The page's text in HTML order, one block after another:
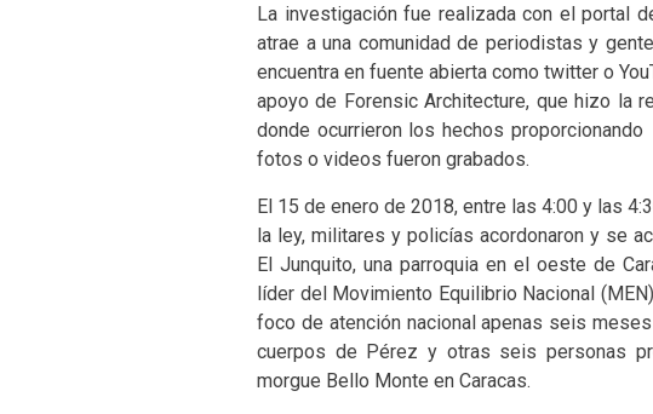
La investigación fue realizada con el portal
atrae a una comunidad de periodistas y
encuentra en fuente abierta como twitter o
apoyo de Forensic Architecture, que hizo la
donde ocurrieron los hechos
fotos o videos fueron grabados.
El 15 de enero de 2018, entre las 4:00 y las
la ley, militares y policías acordonaron y se
El Junquito, una parroquia en el oeste de
líder del Movimiento Equilibrio Nacional
foco de atención nacional apenas seis
cuerpos de Pérez y otras seis personas
morgue Bello Monte en Caracas.